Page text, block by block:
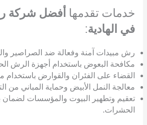
خدمات تقدمها أفضل شركة
في الهادية:
رش مبيدات آمنة وفعالة ضد الصراصير
مكافحة البعوض باستخدام أجهزة الرش
القضاء على الفئران والقوارض باستخدام
معالجة النمل الأبيض وحماية المباني من
تعقيم وتطهير البيوت والمؤسسات لضمان
الحشرات.